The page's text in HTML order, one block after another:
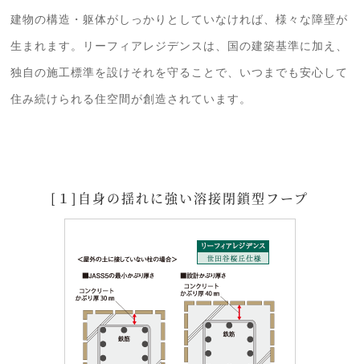
建物の構造・躯体がしっかりとしていなければ、様々な障壁が
生まれます。リーフィアレジデンスは、国の建築基準に加え、
独自の施工標準を設けそれを守ることで、いつまでも安心して
住み続けられる住空間が創造されています。
[１]自身の揺れに強い溶接閉鎖型フープ